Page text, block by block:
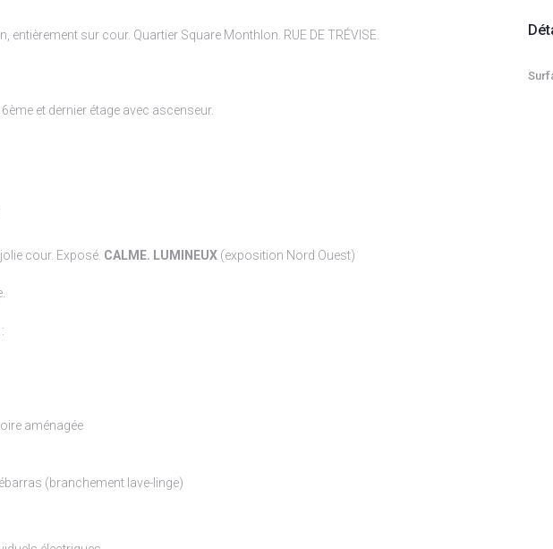
entièrement sur cour. Quartier Square Monthlon. RUE DE TRÉVISE.
et dernier étage avec ascenseur.
cour. Exposé. CALME. LUMINEUX (exposition Nord Ouest)
:
aménagée
(branchement lave-linge)